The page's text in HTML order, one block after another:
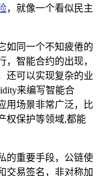
，就像一个看似民主
如同一个不知疲倦的
智能合约的出现，
还可以实现复杂的业
来编写智能合
用场景非常广泛，比
权保护等领域,都能
的重要手段，公链使
交易签名，非对称加